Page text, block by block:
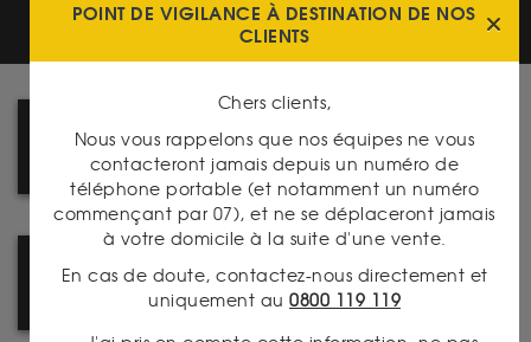
COMMENT ACHETER SUR LE
SITE ? SUIVEZ LE GUIDE !
NOUVEAU : CATALOGUE
NUMISMATIQUE
POINT DE VIGILANCE À DESTINATION DE NOS
CLIENTS
Chers clients,
Nous vous rappelons que nos équipes ne vous
contacteront jamais depuis un numéro de
téléphone portable (et notamment un numéro
commençant par 07), et ne se déplaceront jamais
à votre domicile à la suite d'une vente.
En cas de doute, contactez-nous directement et
uniquement au 0800 119 119